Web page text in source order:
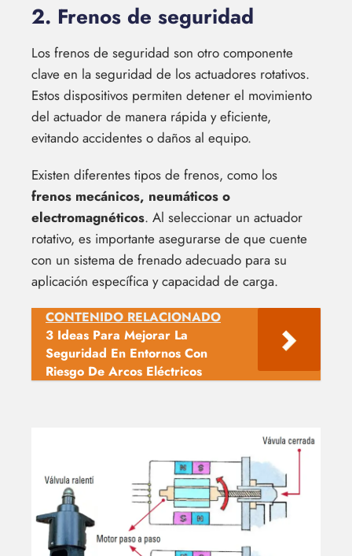
2. Frenos de seguridad
Los frenos de seguridad son otro componente
clave en la seguridad de los actuadores rotativos.
Estos dispositivos permiten detener el movimiento
del actuador de manera rápida y eficiente,
evitando accidentes o daños al equipo.
Existen diferentes tipos de frenos, como los
frenos mecánicos, neumáticos o
electromagnéticos. Al seleccionar un actuador
rotativo, es importante asegurarse de que cuente
con un sistema de frenado adecuado para su
aplicación específica y capacidad de carga.
CONTENIDO RELACIONADO
3 Ideas Para Mejorar La
Seguridad En Entornos Con
Riesgo De Arcos Eléctricos